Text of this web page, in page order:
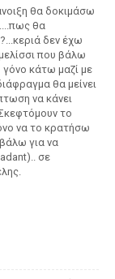
θα δοκιμάσω
θα
δεν έχω
που βάλω
γόνο κάτω μαζί με
θα μείνει
να κάνει
το
να το κρατήσω
για να
σε